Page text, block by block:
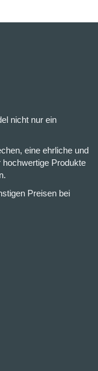
nicht nur ein
eine ehrliche und
Produkte
Preisen bei